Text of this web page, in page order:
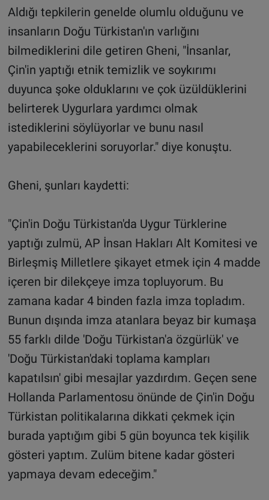
Aldığı tepkilerin genelde olumlu olduğunu ve
insanların Doğu Türkistan'ın varlığını
bilmediklerini dile getiren Gheni, "İnsanlar,
Çin'in yaptığı etnik temizlik ve soykırımı
duyunca şoke olduklarını ve çok üzüldüklerini
belirterek Uygurlara yardımcı olmak
istediklerini söylüyorlar ve bunu nasıl
yapabileceklerini soruyorlar." diye konuştu.
Gheni, şunları kaydetti:
"Çin'in Doğu Türkistan'da Uygur Türklerine
yaptığı zulmü, AP İnsan Hakları Alt Komitesi ve
Birleşmiş Milletlere şikayet etmek için 4 madde
içeren bir dilekçeye imza topluyorum. Bu
zamana kadar 4 binden fazla imza topladım.
Bunun dışında imza atanlara beyaz bir kumaşa
55 farklı dilde 'Doğu Türkistan'a özgürlük' ve
'Doğu Türkistan'daki toplama kampları
kapatılsın' gibi mesajlar yazdırdım. Geçen sene
Hollanda Parlamentosu önünde de Çin'in Doğu
Türkistan politikalarına dikkati çekmek için
burada yaptığım gibi 5 gün boyunca tek kişilik
gösteri yaptım. Zulüm bitene kadar gösteri
yapmaya devam edeceğim."